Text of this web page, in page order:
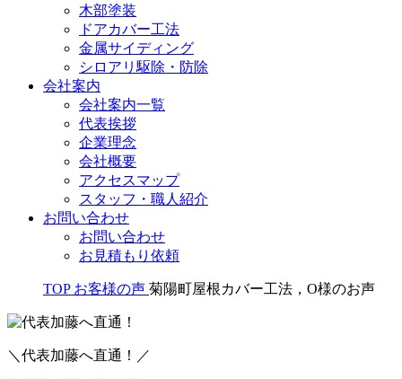
木部塗装
ドアカバー工法
金属サイディング
シロアリ駆除・防除
会社案内
会社案内一覧
代表挨拶
企業理念
会社概要
アクセスマップ
スタッフ・職人紹介
お問い合わせ
お問い合わせ
お見積もり依頼
TOP お客様の声 菊陽町屋根カバー工法，O様のお声
＼代表加藤へ直通！／